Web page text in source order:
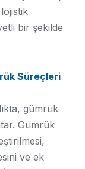
bir şekilde
Süreçleri
gümrük
Gümrük
ve ek